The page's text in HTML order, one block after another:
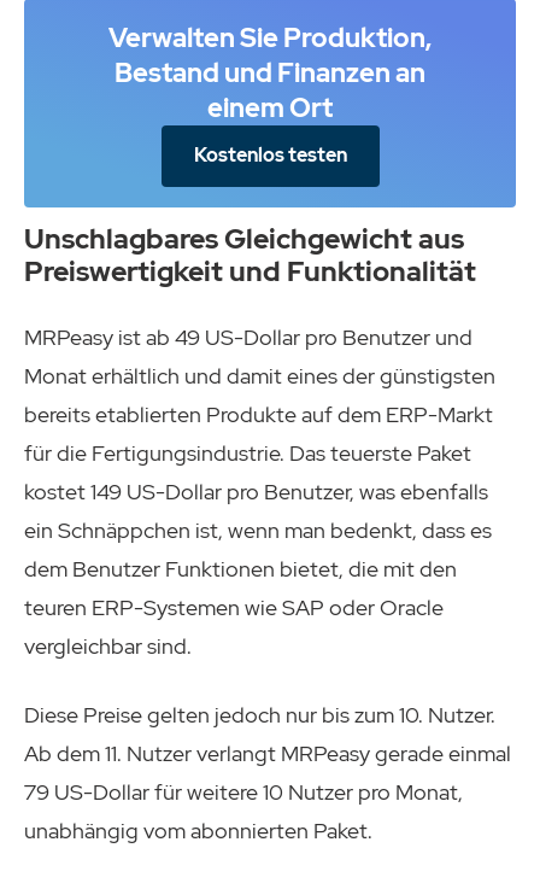
Verwalten Sie Produktion,
Bestand und Finanzen an
einem Ort
Kostenlos testen
Unschlagbares Gleichgewicht aus
Preiswertigkeit und Funktionalität
MRPeasy ist ab 49 US-Dollar pro Benutzer und
Monat erhältlich und damit eines der günstigsten
bereits etablierten Produkte auf dem ERP-Markt
für die Fertigungsindustrie. Das teuerste Paket
kostet 149 US-Dollar pro Benutzer, was ebenfalls
ein Schnäppchen ist, wenn man bedenkt, dass es
dem Benutzer Funktionen bietet, die mit den
teuren ERP-Systemen wie SAP oder Oracle
vergleichbar sind.
Diese Preise gelten jedoch nur bis zum 10. Nutzer.
Ab dem 11. Nutzer verlangt MRPeasy gerade einmal
79 US-Dollar für weitere 10 Nutzer pro Monat,
unabhängig vom abonnierten Paket.